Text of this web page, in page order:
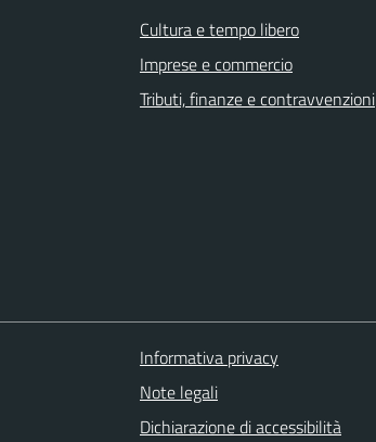
Cultura e tempo libero
Imprese e commercio
Tributi, finanze e contravvenzioni
Informativa privacy
Note legali
Dichiarazione di accessibilità